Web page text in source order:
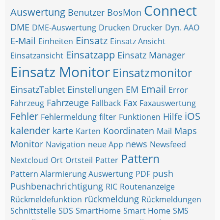
Auswertung Benutzer BosMon Connect
DME DME-Auswertung Drucken Drucker Dyn. AAO
E-Mail Einheiten Einsatz Einsatz Ansicht
Einsatzansicht Einsatzapp Einsatz Manager
Einsatz Monitor Einsatzmonitor
EinsatzTablet Einstellungen EM Email Error
Fahrzeug Fahrzeuge Fallback Fax Faxauswertung
Fehler Fehlermeldung filter Funktionen Hilfe iOS
kalender karte Karten Koordinaten Mail Maps
Monitor Navigation neue App news Newsfeed
Nextcloud Ort Ortsteil Patter Pattern
Pattern Alarmierung Auswertung PDF push
Pushbenachrichtigung RIC Routenanzeige
Rückmeldefunktion rückmeldung Rückmeldungen
Schnittstelle SDS SmartHome Smart Home SMS